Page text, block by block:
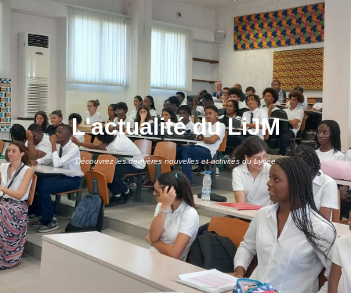
L'actualité du LiJM
Découvrez les dernières nouvelles et activités du Lycée